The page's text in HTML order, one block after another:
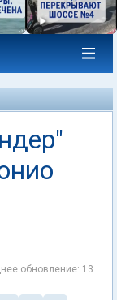
обновление: 13